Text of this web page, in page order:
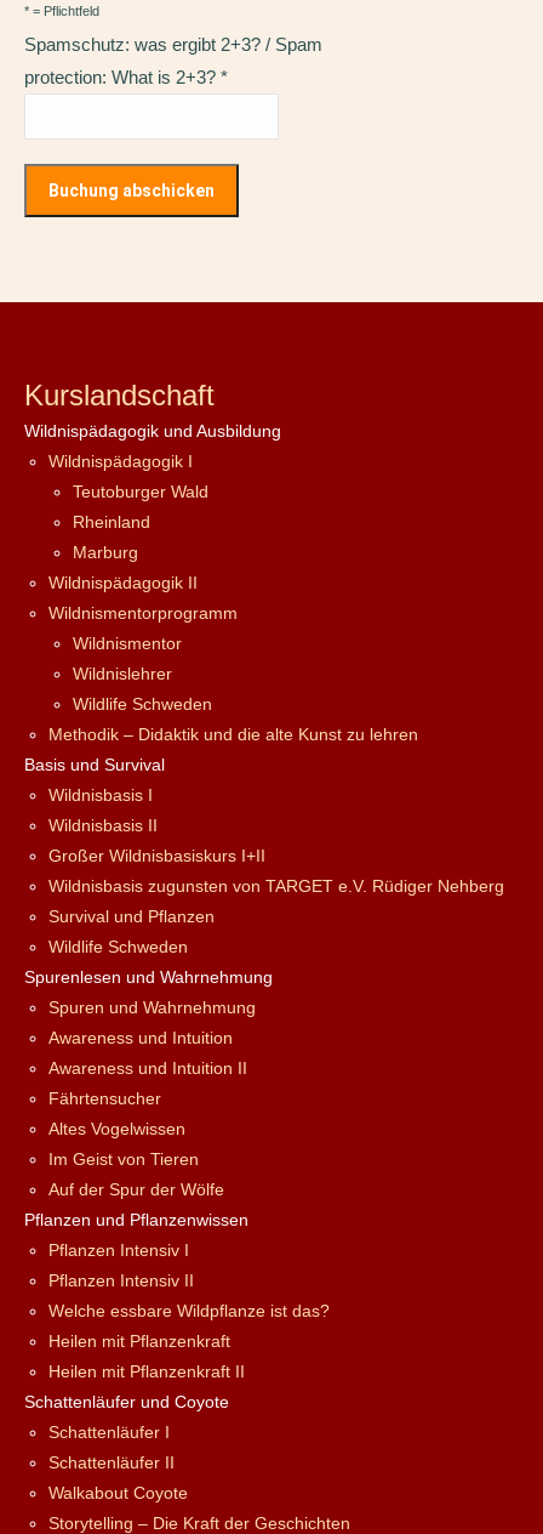
* = Pflichtfeld
Spamschutz: was ergibt 2+3? / Spam
protection: What is 2+3? *
Kurslandschaft
Wildnispädagogik und Ausbildung
Wildnispädagogik I
Teutoburger Wald
Rheinland
Marburg
Wildnispädagogik II
Wildnismentorprogramm
Wildnismentor
Wildnislehrer
Wildlife Schweden
Methodik – Didaktik und die alte Kunst zu lehren
Basis und Survival
Wildnisbasis I
Wildnisbasis II
Großer Wildnisbasiskurs I+II
Wildnisbasis zugunsten von TARGET e.V. Rüdiger Nehberg
Survival und Pflanzen
Wildlife Schweden
Spurenlesen und Wahrnehmung
Spuren und Wahrnehmung
Awareness und Intuition
Awareness und Intuition II
Fährtensucher
Altes Vogelwissen
Im Geist von Tieren
Auf der Spur der Wölfe
Pflanzen und Pflanzenwissen
Pflanzen Intensiv I
Pflanzen Intensiv II
Welche essbare Wildpflanze ist das?
Heilen mit Pflanzenkraft
Heilen mit Pflanzenkraft II
Schattenläufer und Coyote
Schattenläufer I
Schattenläufer II
Walkabout Coyote
Storytelling – Die Kraft der Geschichten